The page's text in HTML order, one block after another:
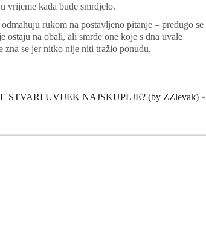
vrijeme kada bude smrdjelo.
rukom na postavljeno pitanje – predugo se
ostaju na obali, ali smrde one koje s dna uvale
se jer nitko nije niti tražio ponudu.
STVARI UVIJEK NAJSKUPLJE? (by ZZlevak) »